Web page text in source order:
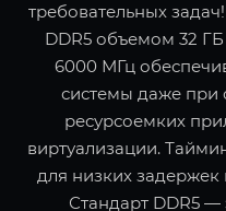
требовательных
DDR5 объемом 32 ГБ
6000 МГц
системы даже при
ресурсоемких
виртуализации.
для низких
Стандарт DDR5 —